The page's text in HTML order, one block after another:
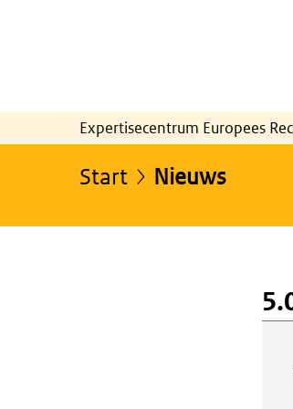
Expertisecentrum Europees
Start Nieuws